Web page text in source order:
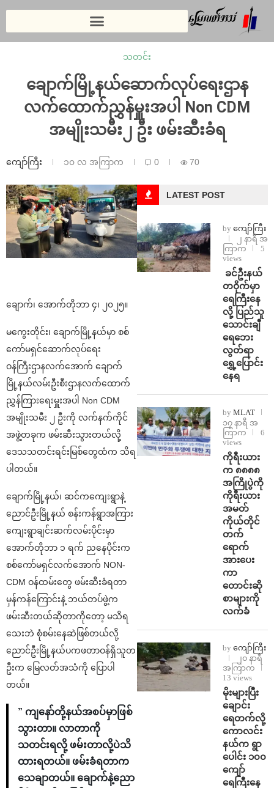
သတင်း
ချောက်မြို့နယ်ဆောက်လုပ်ရေးဌာန
လက်ထောက်ညွှန်မှူးအပါ Non CDM
အမျိုးသမီး၂ ဦး ဖမ်းဆီးခံရ
ကျော်ကြီး ၁၀ လ အကြာက 0 70
ချောက်၊ အောက်တိုဘာ ၄၊ ၂၀၂၅။
မကွေးတိုင်း၊ ချောက်မြို့နယ်မှာ စစ်
ကော်မရှင်ဆောက်လုပ်ရေး
ဝန်ကြီးဌာနလက်အောက် ချောက်
မြို့နယ်လမ်းဦးစီးဌာနလက်ထောက်
ညွှန်ကြားရေးမှူးအပါ Non CDM
အမျိုးသမီး ၂ ဦးကို လက်နက်ကိုင်
အဖွဲ့တခုက ဖမ်းဆီးသွားတယ်လို့
ဒေသသတင်းရင်းမြစ်တွေထံက သိရ
ပါတယ်။
ချောက်မြို့နယ်၊ ဆင်ကကျေးရွာနဲ့
ညောင်ဦးမြို့နယ် စန်းကန်ရွာအကြား
ကျေးရွာချင်းဆက်လမ်းပိုင်းမှာ
အောက်တိုဘာ ၁ ရက် ညနေပိုင်းက
စစ်ကော်မရှင်လက်အောက် NON-
CDM ဝန်ထမ်းတွေ ဖမ်းဆီးခံရတာ
မှန်ကန်ကြောင်းနဲ့ ဘယ်တပ်ဖွဲ့က
ဖမ်းဆီးတယ်ဆိုတာကိုတော့ မသိရ
သေးဘဲ စုံစမ်းနေဆဲဖြစ်တယ်လို့
ညောင်ဦးမြို့နယ်ပကဖတာဝန်ရှိသူတ
ဦးက မြေလတ်အသံကို ပြောပါ
တယ်။
” ကျနော်တို့နယ်အစပ်မှာဖြစ်
သွားတာ။ လာတာကို
သတင်းရလို့ ဖမ်းတာလို့ပဲသိ
ထားရတယ်။ ဖမ်းခံရတာက
သေချာတယ်။ ချောက်နဲ့ညော
LATEST POST
by ကျော်ကြီး
၂ နာရီ အ
ကြာက
5
views
⁩ ⁨ခင်ဦးနယ်
တဝိုက်မှာ
ရေကြီးနေ
လို့ ပြည်သူ
သောင်းချီ
ရေဘေး
လွတ်ရာ
ရွှေ့ပြောင်း
နေရ
by MLAT
၁၇ နာရီ အ
ကြာက
6
views
ကိုရီးယား
က ၈၈၈၈
အကြိုပွဲကို
ကိုရီးယား
အမတ်
ကိုယ်တိုင်
တက်
ရောက်
အားပေး
ကာ
တောင်းဆို
စာများကို
လက်ခံ
by ကျော်ကြီး
၂၀ နာရီ
အကြာက
13 views
⁨မိုးများပြီး
ချောင်း
ရေတက်လို့
ကောလင်း
နယ်က ရွာ
ပေါင်း ၁၀၀
ကျော်
ရေကြီးနေ